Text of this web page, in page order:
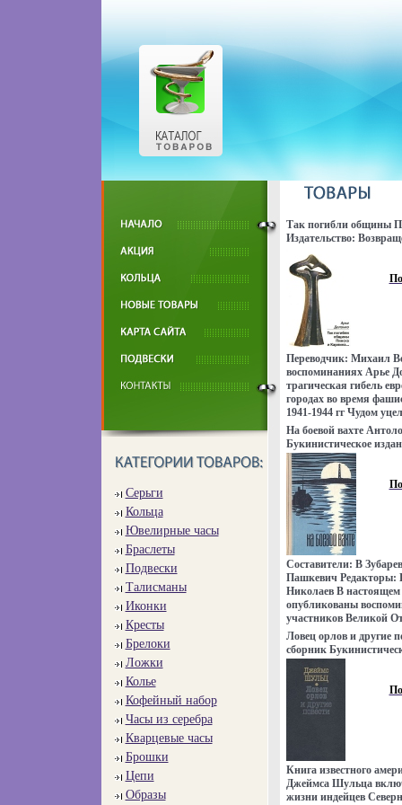
Серьги
Кольца
Ювелирные часы
Браслеты
Подвески
Талисманы
Иконки
Кресты
Брелоки
Ложки
Колье
Кофейный набор
Часы из серебра
Кварцевые часы
Брошки
Цепи
Образы
Так погибли общины
Издательство:
переплет, 144 стр
Формат: 84x108/32
7300p.
Переводчик: Михаил
воспоминаниях Арье
трагическая гибель
городах во время
1941-1944 гг Чудом
из немногих
свидетелей
еврейского населения
оккупантами Автор
На боевой вахте
Букинистическое
Хорошая
Твердый переплет,
Формат: 60x90/16
7373p.
Составители: В
Пашкевич Редакторы:
Николаев В настоящем
опубликованы
участников Великой
доваэогкументы
периодической печати
отражающие
самоотверженную
Западного бассейна,
труд в период
Материалы сборника
обстрелами сумели
задания
Обороны и Военного
Ловец орлов и другие
сборник
Мысль, 1991 г Твердый
ISBN 5-244-00364-X
Формат: 84x108/32
7490p.
Книга известного
Джеймса Шульца
жизни индейцев